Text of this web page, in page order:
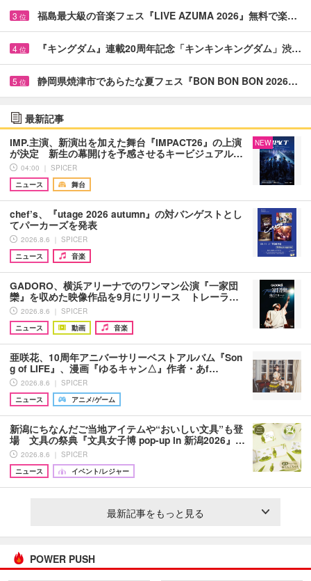
3 位 福島最大級の音楽フェス『LIVE AZUMA 2026』無料で楽…
4 位 『キングダム』連載20周年記念「キンキンキングダム」渋…
5 位 静岡県焼津市であらたな夏フェス『BON BON BON 2026…
最新記事
IMP.主演、新演出を加えた舞台『IMPACT26』の上演
が決定 新生の幕開けを予感させるキービジュアル…
04:00 ｜ SPICER
ニュース
舞台
NEW
chef’s、『utage 2026 autumn』の対バンゲストとし
てパーカーズを発表
2026.8.6 ｜ SPICER
ニュース
音楽
GADORO、横浜アリーナでのワンマン公演『一家団
欒』を収めた映像作品を9月にリリース トレーラ…
2026.8.6 ｜ SPICER
ニュース
動画 音楽
亜咲花、10周年アニバーサリーベストアルバム『Son
g of LIFE』、漫画『ゆるキャン△』作者・あf…
2026.8.6 ｜ SPICER
ニュース
アニメ/ゲーム
新潟にちなんだご当地アイテムや“おいしい文具”も登
場 文具の祭典『文具女子博 pop-up in 新潟2026』…
2026.8.6 ｜ SPICER
ニュース
イベント/レジャー
最新記事をもっと見る
POWER PUSH